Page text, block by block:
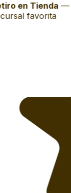
en Tienda—
favorita